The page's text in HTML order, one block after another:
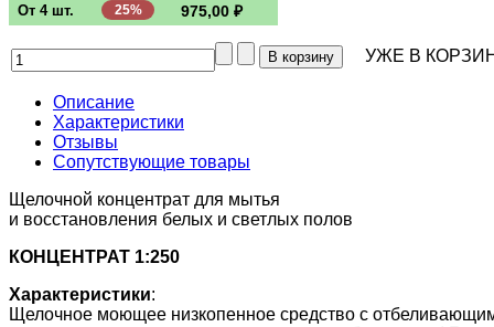
От 4 шт. 25% 975,00 ₽
УЖЕ В
Описание
Характеристики
Отзывы
Сопутствующие товары
Щелочной концентрат для мытья
и восстановления белых и светлых полов
КОНЦЕНТРАТ 1:250
Характеристики:
Щелочное моющее низкопенное средство с